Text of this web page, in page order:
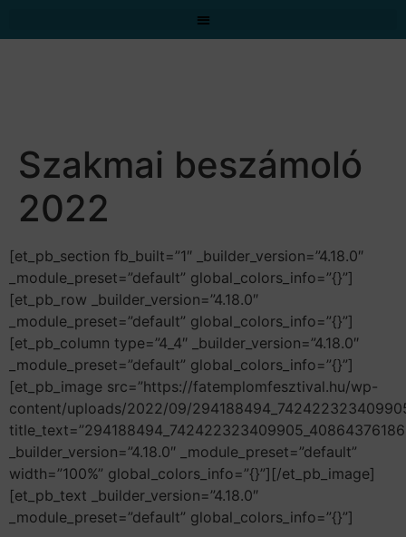
Szakmai beszámoló
2022
[et_pb_section fb_built=”1″ _builder_version=”4.18.0″
_module_preset=”default” global_colors_info=”{}”]
[et_pb_row _builder_version=”4.18.0″
_module_preset=”default” global_colors_info=”{}”]
[et_pb_column type=”4_4″ _builder_version=”4.18.0″
_module_preset=”default” global_colors_info=”{}”]
[et_pb_image src=”https://fatemplomfesztival.hu/wp-
content/uploads/2022/09/
_builder_version=”4.18.0″ _module_preset=”default”
width=”100%” global_colors_info=”{}”][/et_pb_image]
[et_pb_text _builder_version=”4.18.0″
_module_preset=”default” global_colors_info=”{}”]